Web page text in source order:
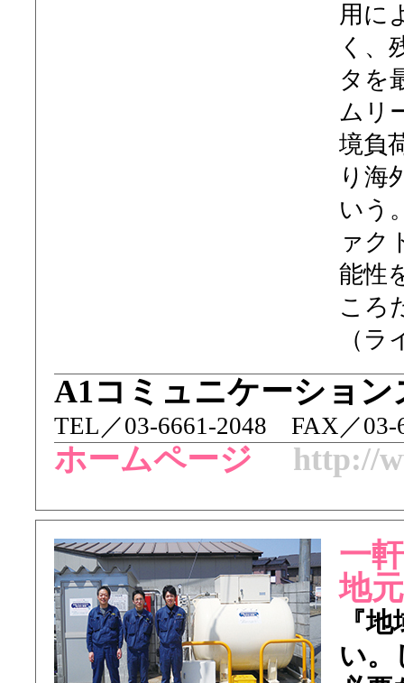
用に
く、
タを
ムリ
境負
り海
いう
ァク
能性
ころ
（
A1コミュニケーション
TEL／ 03-6661-2048 FAX／03-
ホームページ http://
一
地
『
い。